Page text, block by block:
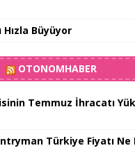
Hızla Büyüyor
OTONOMHABER
Temmuz İhracatı
Türkiye Fiyatı Ne